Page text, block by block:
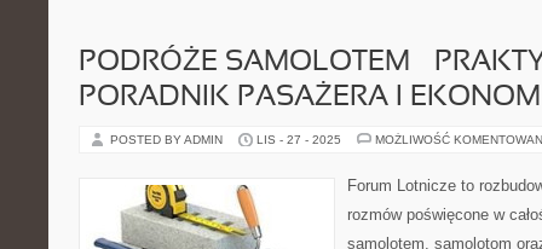
PODRÓŻE SAMOLOTEM –
PORADNIK PASAŻERA I
POSTED BY ADMIN LIS - 27 - 2025 MOŻLIWOŚĆ
Forum Lotnicze to
rozmów poświęcone w
samolotem, samolotom